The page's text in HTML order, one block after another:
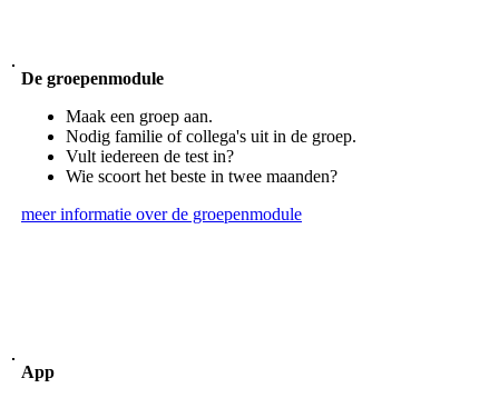
De groepenmodule
Maak een groep aan.
Nodig familie of collega's uit in de groep.
Vult iedereen de test in?
Wie scoort het beste in twee maanden?
meer informatie over de groepenmodule
App